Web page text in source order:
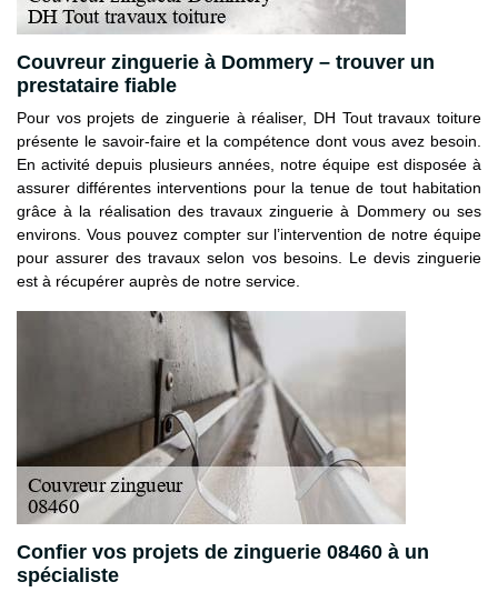
Couvreur zinguerie à Dommery – trouver un
prestataire fiable
Pour vos projets de zinguerie à réaliser, DH Tout travaux toiture
présente le savoir-faire et la compétence dont vous avez besoin.
En activité depuis plusieurs années, notre équipe est disposée à
assurer différentes interventions pour la tenue de tout habitation
grâce à la réalisation des travaux zinguerie à Dommery ou ses
environs. Vous pouvez compter sur l’intervention de notre équipe
pour assurer des travaux selon vos besoins. Le devis zinguerie
est à récupérer auprès de notre service.
Confier vos projets de zinguerie 08460 à un
spécialiste